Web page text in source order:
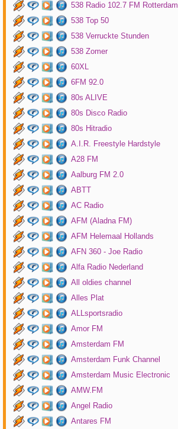
538 Radio 102.7 FM Rotterdam
538 Top 50
538 Verruckte Stunden
538 Zomer
60XL
6FM 92.0
80s ALIVE
80s Disco Radio
80s Hitradio
A.I.R. Freestyle Hardstyle
A28 FM
Aalburg FM 2.0
ABTT
AC Radio
AFM (Aladna FM)
AFM Helemaal Hollands
AFN 360 - Joe Radio
Alfa Radio Nederland
All oldies channel
Alles Plat
ALLsportsradio
Amor FM
Amsterdam FM
Amsterdam Funk Channel
Amsterdam Music Electronic
AMW.FM
Angel Radio
Antares FM